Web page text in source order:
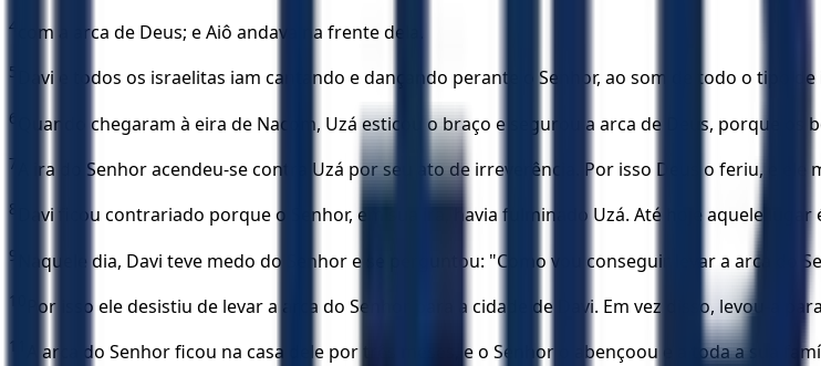
4 com a arca de Deus; e Aiô andava na frente dela.
5 Davi e todos os israelitas iam cantando e dançando perante o Senhor, ao som de todo o tipo
6 Quando chegaram à eira de Nacom, Uzá esticou o braço e segurou a arca de Deus, porque os
7 A ira do Senhor acendeu-se contra Uzá por seu ato de irreverência. Por isso Deus o feriu, e
8 Davi ficou contrariado porque o Senhor, em sua ira, havia fulminado Uzá. Até hoje aquele lugar
9 Naquele dia, Davi teve medo do Senhor e se perguntou: "Como vou conseguir levar a arca do
10 Por isso ele desistiu de levar a arca do Senhor para a cidade de Davi. Em vez disso, levou-a
11 A arca do Senhor ficou na casa dele por três meses, e o Senhor o abençoou e a toda a sua